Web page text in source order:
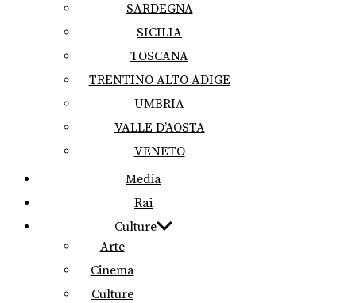
SARDEGNA
SICILIA
TOSCANA
TRENTINO ALTO ADIGE
UMBRIA
VALLE D’AOSTA
VENETO
Media
Rai
Culture
Arte
Cinema
Culture